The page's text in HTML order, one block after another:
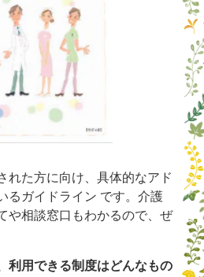
れた方に向け、具体的なアド
るガイドライン です。介護
や相談窓口もわかるので、ぜ
利用できる制度はどんなもの